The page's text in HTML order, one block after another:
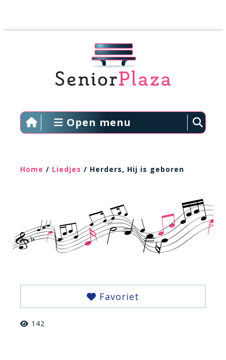
Open menu
Home / Liedjes / Herders, Hij is geboren
Favoriet
142